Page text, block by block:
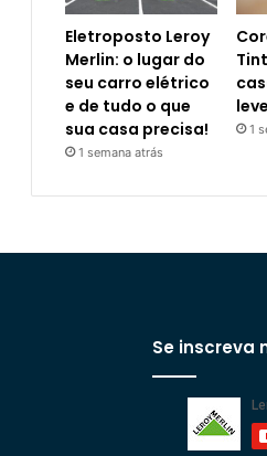
Eletroposto Leroy
Merlin: o lugar do
seu carro elétrico
e de tudo o que
sua casa precisa!
1 semana atrás
1
Se inscreva